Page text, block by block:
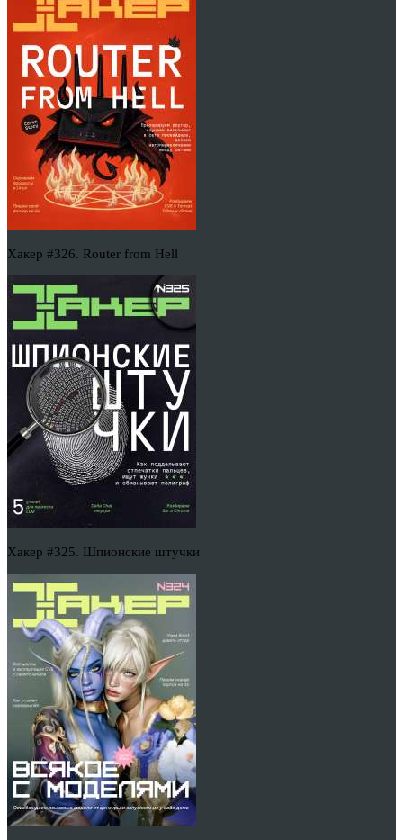
Хакер #326. Router from Hell
Хакер #325. Шпионские штучки